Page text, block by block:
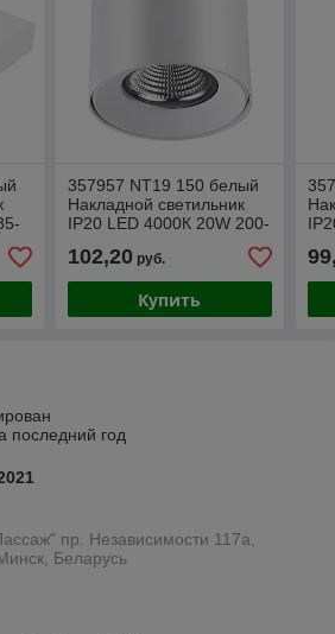
357957 NT19 150 белый
Накладной светильник
IP20 LED 4000К 20W 200-
102,20руб.
Купить
последний год
пр. Независимости 117а,
Беларусь